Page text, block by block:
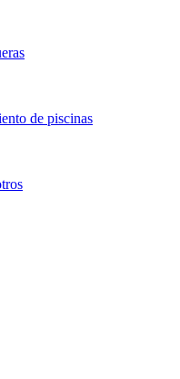
de piscinas